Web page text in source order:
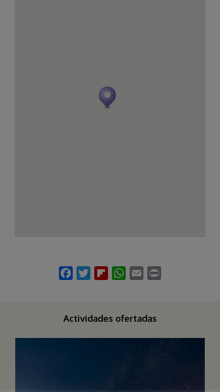
Actividades ofertadas